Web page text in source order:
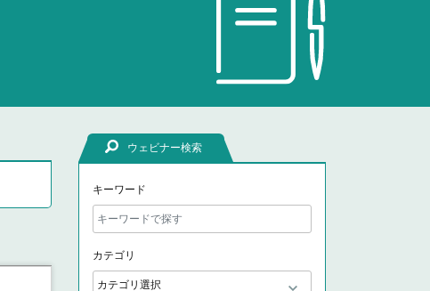
ウェビナー検索
キーワード
カテゴリ